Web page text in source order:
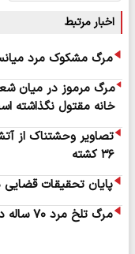
اخبار مرتبط
مرگ مشکوک مرد
مرگ مرموز در میان
خانه مقتول نگذاشته
تصاویر وحشتناک از
۳۶ کشته
پایان تحقیقات قضایی
مرگ تلخ مرد ۷۰ ساله در خیابان خلیج فارس